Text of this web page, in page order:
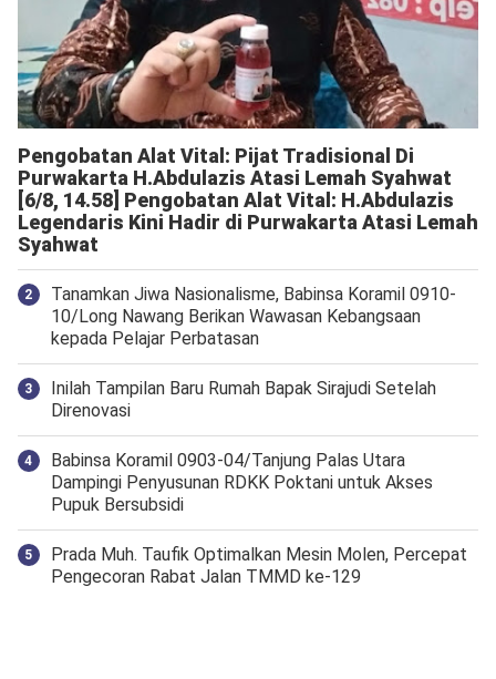
Pengobatan Alat Vital: Pijat Tradisional Di
Purwakarta H.Abdulazis Atasi Lemah Syahwat
[6/8, 14.58] Pengobatan Alat Vital: H.Abdulazis
Legendaris Kini Hadir di Purwakarta Atasi Lemah
Syahwat
Tanamkan Jiwa Nasionalisme, Babinsa Koramil 0910-
10/Long Nawang Berikan Wawasan Kebangsaan
kepada Pelajar Perbatasan
Inilah Tampilan Baru Rumah Bapak Sirajudi Setelah
Direnovasi
‎Babinsa Koramil 0903-04/Tanjung Palas Utara
Dampingi Penyusunan RDKK Poktani untuk Akses
Pupuk Bersubsidi
Prada Muh. Taufik Optimalkan Mesin Molen, Percepat
Pengecoran Rabat Jalan TMMD ke-129